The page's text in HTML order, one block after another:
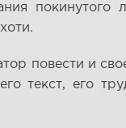
покинутого
повести и
текст, его